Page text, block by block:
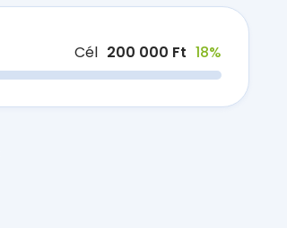
Cél 200 000 Ft 18%